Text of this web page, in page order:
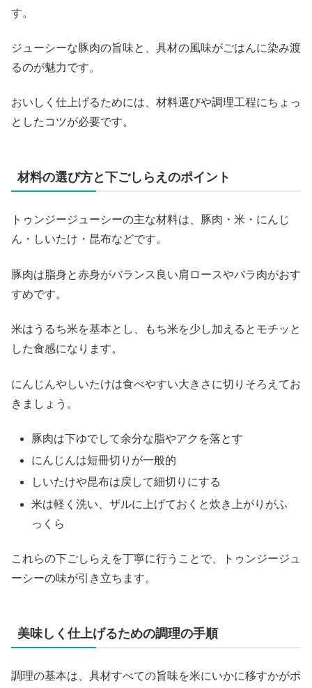
す。
ジューシーな豚肉の旨味と、具材の風味がごはんに染み渡
るのが魅力です。
おいしく仕上げるためには、材料選びや調理工程にちょっ
としたコツが必要です。
材料の選び方と下ごしらえのポイント
トゥンジージューシーの主な材料は、豚肉・米・にんじ
ん・しいたけ・昆布などです。
豚肉は脂身と赤身がバランス良い肩ロースやバラ肉がおす
すめです。
米はうるち米を基本とし、もち米を少し加えるとモチッと
した食感になります。
にんじんやしいたけは食べやすい大きさに切りそろえてお
きましょう。
豚肉は下ゆでして余分な脂やアクを落とす
にんじんは短冊切りが一般的
しいたけや昆布は戻して細切りにする
米は軽く洗い、ザルに上げておくと炊き上がりがふ
っくら
これらの下ごしらえを丁寧に行うことで、トゥンジージュ
ーシーの味が引き立ちます。
美味しく仕上げるための調理の手順
調理の基本は、具材すべての旨味を米にいかに移すかがポ